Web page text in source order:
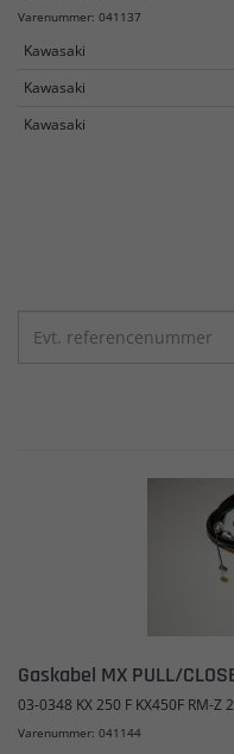
Varenummer: 041137
Kawasaki
Kawasaki
Kawasaki
Gaskabel MX PULL/
03-0348 KX 250 F KX450F RM-Z
Varenummer: 041144